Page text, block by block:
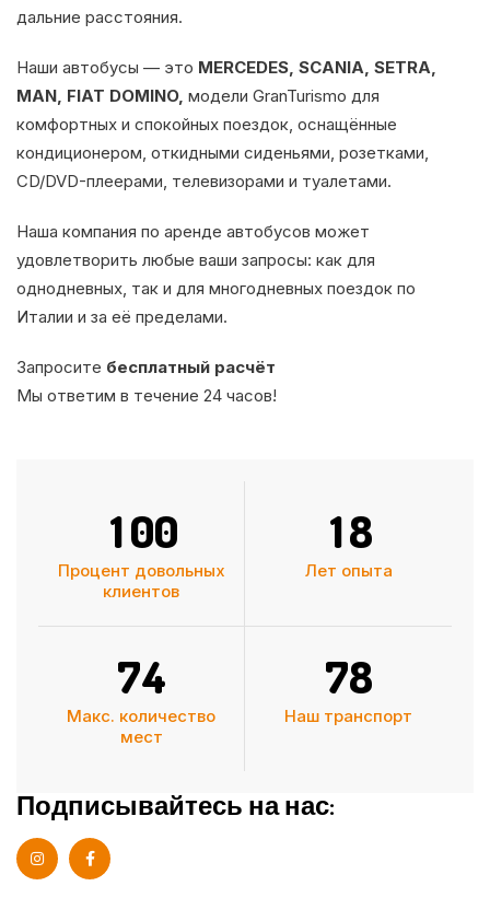
дальние расстояния.
Наши автобусы — это MERCEDES, SCANIA, SETRA,
MAN, FIAT DOMINO, модели GranTurismo для
комфортных и спокойных поездок, оснащённые
кондиционером, откидными сиденьями, розетками,
CD/DVD-плеерами, телевизорами и туалетами.
Наша компания по аренде автобусов может
удовлетворить любые ваши запросы: как для
однодневных, так и для многодневных поездок по
Италии и за её пределами.
Запросите бесплатный расчёт
Мы ответим в течение 24 часов!
100
Процент довольных
клиентов
18
Лет опыта
74
Макс. количество
мест
78
Наш транспорт
Подписывайтесь на нас: